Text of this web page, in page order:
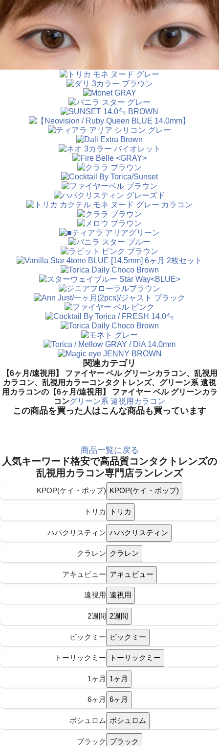
関連カテゴリ
【6ヶ月/遠視用】 ファイヤー ベル グリーンカラコン、乱視用
カラコン、乱視用カラーコンタクトレンズ、グリーン系 遠視
用カラコンの【6ヶ月/遠視用】 ファイヤー ベル グリーンカラ
コングリーン系 遠視用カラコン
この商品を買った人はこんな商品も買っています
商品一覧に戻る
人気キーワード格安で高品質コンタクトレンズの
乱視用カラコン専門店ランレンズ
KPOP(ケイ・ポップ)
トリカ
ハパクリスティン
クラレン
アキュビュー
遠視用
2週間
ピックミー
トーリックミー
1ヶ月
6ヶ月
ボシュロム
ブラック